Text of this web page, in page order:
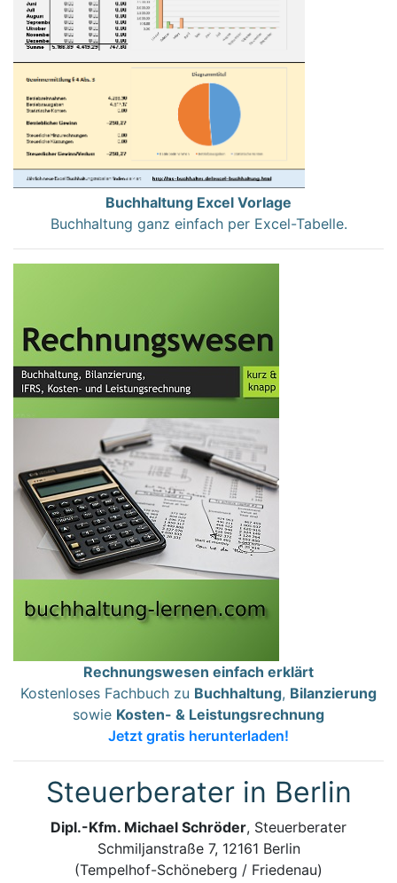
Buchhaltung Excel Vorlage
Buchhaltung ganz einfach per Excel-Tabelle.
Rechnungswesen einfach erklärt
Kostenloses Fachbuch zu Buchhaltung, Bilanzierung
sowie Kosten- & Leistungsrechnung
Jetzt gratis herunterladen!
Steuerberater in Berlin
Dipl.-Kfm. Michael Schröder, Steuerberater
Schmiljanstraße 7, 12161 Berlin
(Tempelhof-Schöneberg / Friedenau)